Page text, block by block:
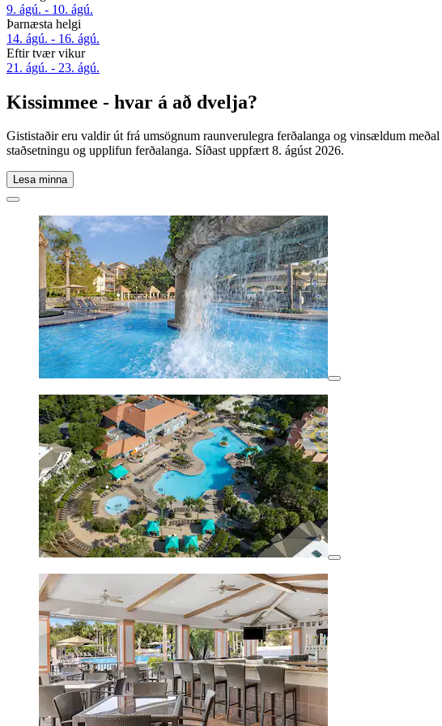
9. ágú. - 10. ágú.
Þarnæsta helgi
14. ágú. - 16. ágú.
Eftir tvær vikur
21. ágú. - 23. ágú.
Kissimmee - hvar á að dvelja?
Gististaðir eru valdir út frá umsögnum raunverulegra ferðalanga og vinsældum
staðsetningu og upplifun ferðalanga. Síðast uppfært8. ágúst 2026.
Lesa minna